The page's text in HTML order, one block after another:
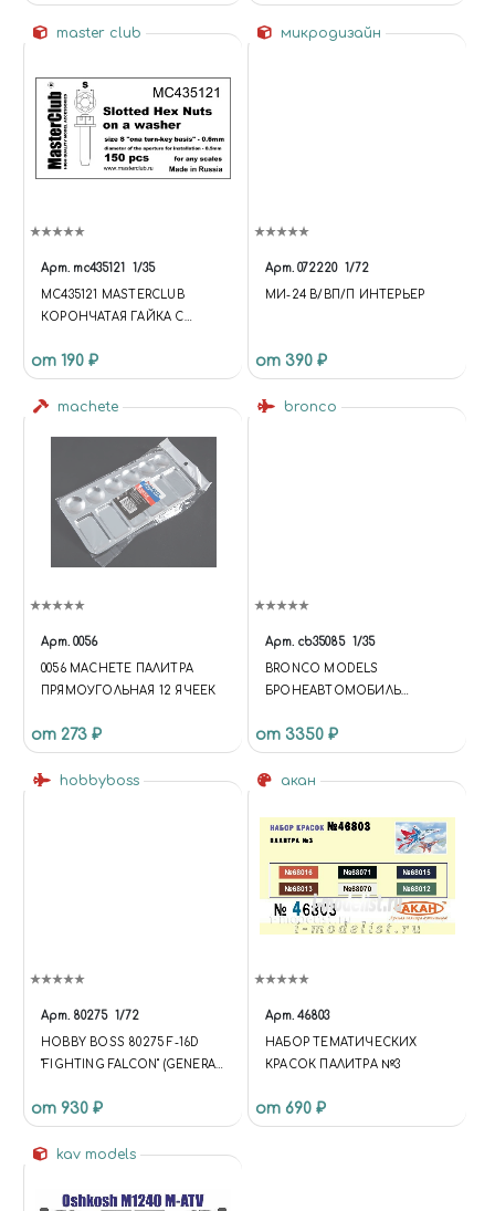
БРОНИРОВАННЫЙ
КОМАНДНЫЙ И
master club
Арт. mc435121 1/35
MC435121 MASTERCLUB
КОРОНЧАТАЯ ГАЙКА С
КЛЮЧ - 0.6ММ
от 190 ₽
микродизайн
Арт. 072220 1/72
МИ-24 В/ВП/П ИНТЕРЬЕР
от 390 ₽
machete
Арт. 0056
0056 MACHETE ПАЛИТРА
ПРЯМОУГОЛЬНАЯ 12 ЯЧЕЕК
от 273 ₽
bronco
Арт. cb35085 1/35
BRONCO MODELS
БРОНЕАВТОМОБИЛЬ
от 3350 ₽
hobbyboss
Арт. 80275 1/72
HOBBY BOSS 80275 F-16D
"FIGHTING FALCON" (GENERAL
МНОГОЦЕЛЕВОЙ
ИСТРЕБИТЕЛЬ/ 1/72
(FUNCTION {
UNIVERSE.SITE.DIRECTORY =
от 930 ₽
акан
Арт. 46803
НАБОР ТЕМАТИЧЕСКИХ
КРАСОК ПАЛИТРА №3
от 690 ₽
kav models